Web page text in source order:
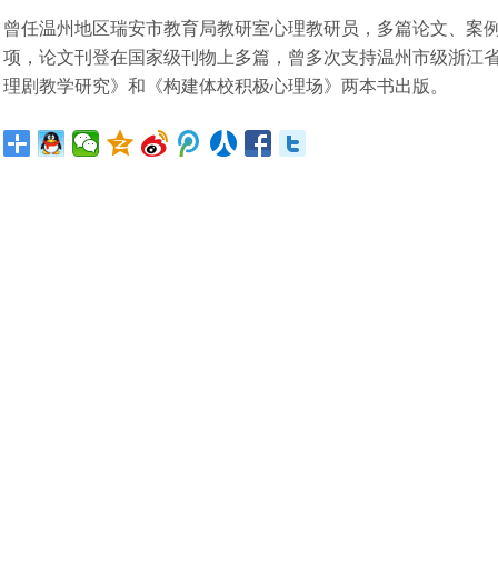
曾任温州地区瑞安市教育局教研室心理教研员，多篇论文、案
项，论文刊登在国家级刊物上多篇，曾多次支持温州市级浙江
理剧教学研究》和《构建体校积极心理场》两本书出版。